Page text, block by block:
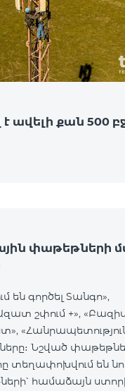
ավելի քան 500
փաթեթների
են գործել Տանգո»,
շփում +»,
Նշված
տեղափոխվում են
համաձայն